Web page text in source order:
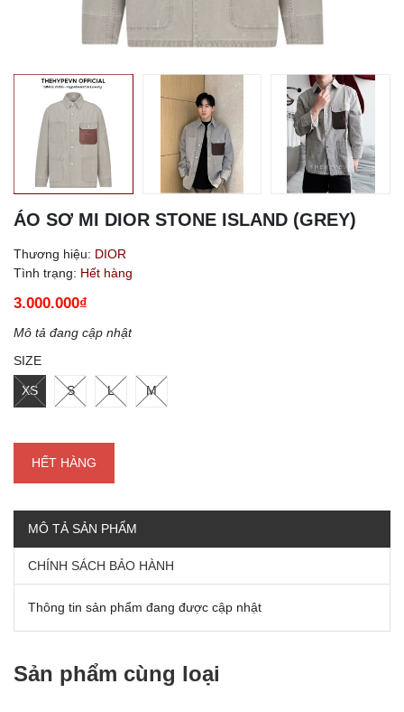
ÁO SƠ MI DIOR STONE ISLAND (GREY)
Thương hiệu: DIOR
Tình trạng: Hết hàng
3.000.000₫
Mô tả đang cập nhật
SIZE
XS S L M
HẾT HÀNG
MÔ TẢ SẢN PHẨM
CHÍNH SÁCH BẢO HÀNH
Thông tin sản phẩm đang được cập nhật
Sản phẩm cùng loại